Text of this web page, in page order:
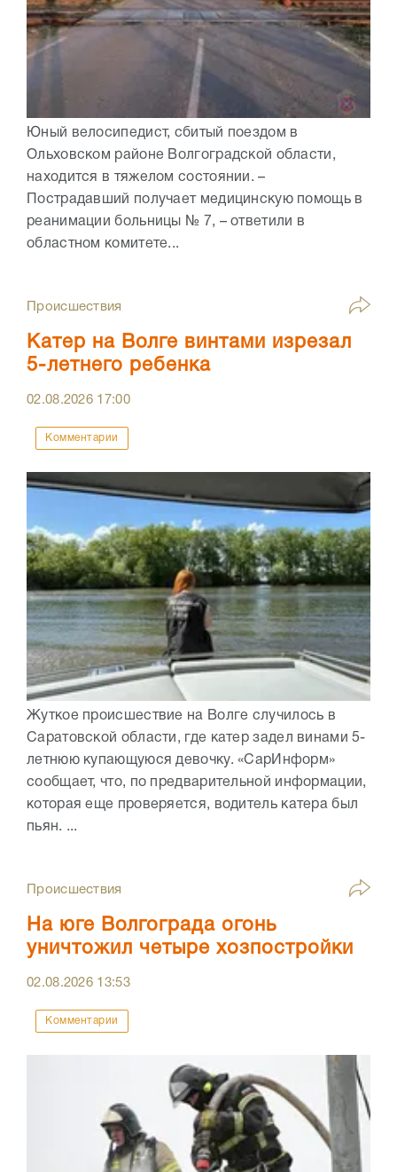
Юный велосипедист, сбитый поездом в
Ольховском районе Волгоградской области,
находится в тяжелом состоянии. –
Пострадавший получает медицинскую помощь в
реанимации больницы № 7, – ответили в
областном комитете...
Происшествия
Катер на Волге винтами изрезал
5-летнего ребенка
02.08.2026 17:00
Комментарии
Жуткое происшествие на Волге случилось в
Саратовской области, где катер задел винами 5-
летнюю купающуюся девочку. «СарИнформ»
сообщает, что, по предварительной информации,
которая еще проверяется, водитель катера был
пьян. ...
Происшествия
На юге Волгограда огонь
уничтожил четыре хозпостройки
02.08.2026 13:53
Комментарии